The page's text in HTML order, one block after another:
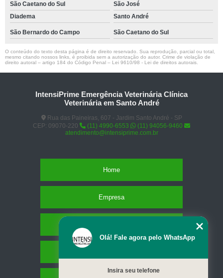
São Caetano do Sul
São José
Diadema
Santo André
São Bernardo do Campo São Caetano do Sul
O conteúdo do texto desta página é de direito reservado. Sua reprodução, parcial ou total,
mesmo citando nossos links, é proibida sem a autorização do autor. Crime de violação de
direito autoral – artigo 184 do Código Penal – Lei 9610/98 - Lei de direitos autorais
IntensiPrime Emergência Veterinária Clínica
Veterinária em Santo André
Rua das Paineiras, 607 - Jardim Santo André - SP
CEP: 09070-220
(11) 4990-6553
(11) 94056-9460
atendimento@intensiprime.com.br
Home
Empresa
Olá! Fale agora pelo WhatsApp
Insira seu telefone